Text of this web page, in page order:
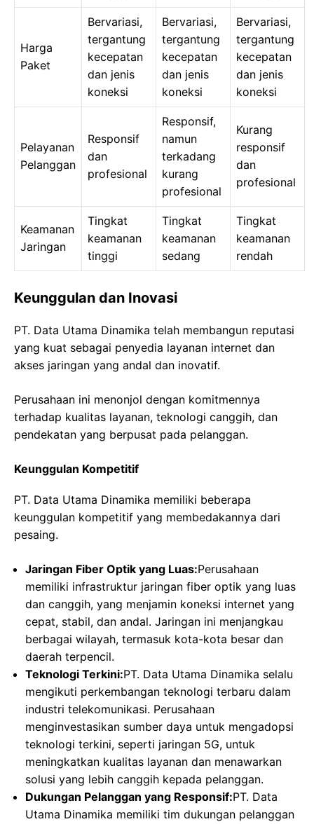
Harga
Paket
Bervariasi,
tergantung
kecepatan
dan jenis
koneksi
Bervariasi,
tergantung
kecepatan
dan jenis
koneksi
Bervariasi,
tergantung
kecepatan
dan jenis
koneksi
Pelayanan
Pelanggan
Responsif
dan
profesional
Responsif,
namun
terkadang
kurang
profesional
Kurang
responsif
dan
profesional
Keamanan
Jaringan
Tingkat
keamanan
tinggi
Tingkat
keamanan
sedang
Tingkat
keamanan
rendah
Keunggulan dan Inovasi
PT. Data Utama Dinamika telah membangun reputasi
yang kuat sebagai penyedia layanan internet dan
akses jaringan yang andal dan inovatif.
Perusahaan ini menonjol dengan komitmennya
terhadap kualitas layanan, teknologi canggih, dan
pendekatan yang berpusat pada pelanggan.
Keunggulan Kompetitif
PT. Data Utama Dinamika memiliki beberapa
keunggulan kompetitif yang membedakannya dari
pesaing.
Jaringan Fiber Optik yang Luas:Perusahaan
memiliki infrastruktur jaringan fiber optik yang luas
dan canggih, yang menjamin koneksi internet yang
cepat, stabil, dan andal. Jaringan ini menjangkau
berbagai wilayah, termasuk kota-kota besar dan
daerah terpencil.
Teknologi Terkini:PT. Data Utama Dinamika selalu
mengikuti perkembangan teknologi terbaru dalam
industri telekomunikasi. Perusahaan
menginvestasikan sumber daya untuk mengadopsi
teknologi terkini, seperti jaringan 5G, untuk
meningkatkan kualitas layanan dan menawarkan
solusi yang lebih canggih kepada pelanggan.
Dukungan Pelanggan yang Responsif:PT. Data
Utama Dinamika memiliki tim dukungan pelanggan